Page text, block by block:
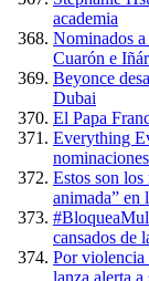
academia
Nominados
Cuarón e
Beyonce
Dubai
El Papa
Everything
Estos son
animada” en
cansados de
Por violencia
lanza alerta a